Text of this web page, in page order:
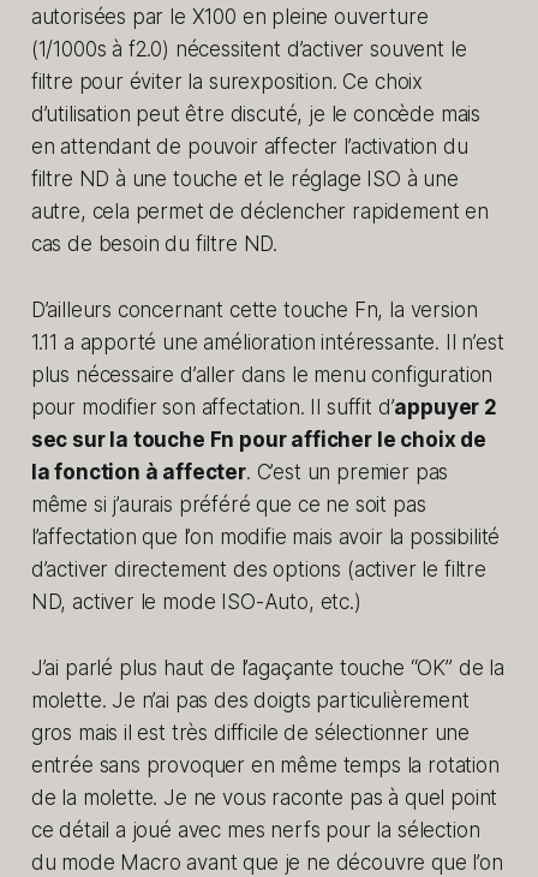
autorisées par le X100 en pleine ouverture
(1/1000s à f2.0) nécessitent d’activer souvent le
filtre pour éviter la surexposition. Ce choix
d’utilisation peut être discuté, je le concède mais
en attendant de pouvoir affecter l’activation du
filtre ND à une touche et le réglage ISO à une
autre, cela permet de déclencher rapidement en
cas de besoin du filtre ND.
D’ailleurs concernant cette touche Fn, la version
1.11 a apporté une amélioration intéressante. Il n’est
plus nécessaire d’aller dans le menu configuration
pour modifier son affectation. Il suffit d’appuyer 2
sec sur la touche Fn pour afficher le choix de
la fonction à affecter. C’est un premier pas
même si j’aurais préféré que ce ne soit pas
l’affectation que l’on modifie mais avoir la possibilité
d’activer directement des options (activer le filtre
ND, activer le mode ISO-Auto, etc.)
J’ai parlé plus haut de l’agaçante touche “OK” de la
molette. Je n’ai pas des doigts particulièrement
gros mais il est très difficile de sélectionner une
entrée sans provoquer en même temps la rotation
de la molette. Je ne vous raconte pas à quel point
ce détail a joué avec mes nerfs pour la sélection
du mode Macro avant que je ne découvre que l’on